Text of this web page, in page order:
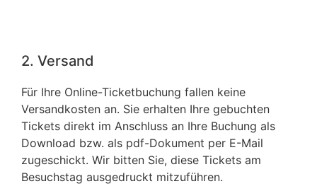
2. Versand
Für Ihre Online-Ticketbuchung fallen keine
Versandkosten an. Sie erhalten Ihre gebuchten
Tickets direkt im Anschluss an Ihre Buchung als
Download bzw. als pdf-Dokument per E-Mail
zugeschickt. Wir bitten Sie, diese Tickets am
Besuchstag ausgedruckt mitzuführen.